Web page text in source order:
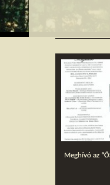
Meghívó az “ŐSEINK EMLÉKÉRE” emlékmü